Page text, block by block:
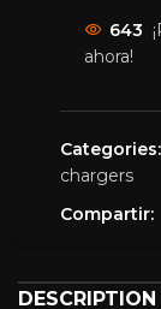
643
ahora!
Categories:
chargers
Compartir:
DESCRIPTION